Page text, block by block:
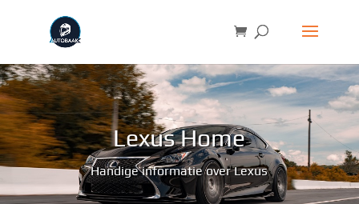
Lexus Home
Handige informatie over Lexus